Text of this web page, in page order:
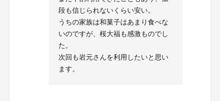
段も信じられないくらい安い。
うちの家族は和菓子はあまり食べな
いのですが、桜大福も感激ものでし
た。
次回も岩元さんを利用したいと思い
ます。